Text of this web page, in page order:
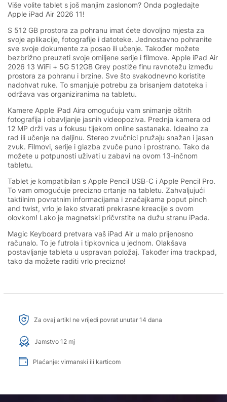
Više volite tablet s još manjim zaslonom? Onda pogledajte
Apple iPad Air 2026 11!
S 512 GB prostora za pohranu imat ćete dovoljno mjesta za
svoje aplikacije, fotografije i datoteke. Jednostavno pohranite
sve svoje dokumente za posao ili učenje. Također možete
bezbrižno preuzeti svoje omiljene serije i filmove. Apple iPad Air
2026 13 WiFi + 5G 512GB Grey postiže finu ravnotežu između
prostora za pohranu i brzine. Sve što svakodnevno koristite
nadohvat ruke. To smanjuje potrebu za brisanjem datoteka i
održava vas organiziranima na tabletu.
Kamere Apple iPad Aira omogućuju vam snimanje oštrih
fotografija i obavljanje jasnih videopoziva. Prednja kamera od
12 MP drži vas u fokusu tijekom online sastanaka. Idealno za
rad ili učenje na daljinu. Stereo zvučnici pružaju snažan i jasan
zvuk. Filmovi, serije i glazba zvuče puno i prostrano. Tako da
možete u potpunosti uživati u zabavi na ovom 13-inčnom
tabletu.
Tablet je kompatibilan s Apple Pencil USB-C i Apple Pencil Pro.
To vam omogućuje precizno crtanje na tabletu. Zahvaljujući
taktilnim povratnim informacijama i značajkama poput pinch
and twist, vrlo je lako stvarati prekrasne kreacije s ovom
olovkom! Lako je magnetski pričvrstite na dužu stranu iPada.
Magic Keyboard pretvara vaš iPad Air u malo prijenosno
računalo. To je futrola i tipkovnica u jednom. Olakšava
postavljanje tableta u uspravan položaj. Također ima trackpad,
tako da možete raditi vrlo precizno!
Za ovaj artikl ne vrijedi povrat unutar 14 dana
Jamstvo 12 mj
Plaćanje: virmanski ili karticom